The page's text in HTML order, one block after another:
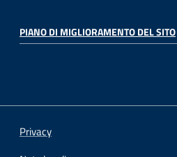
PIANO DI MIGLIORAMENTO DEL SITO
Privacy